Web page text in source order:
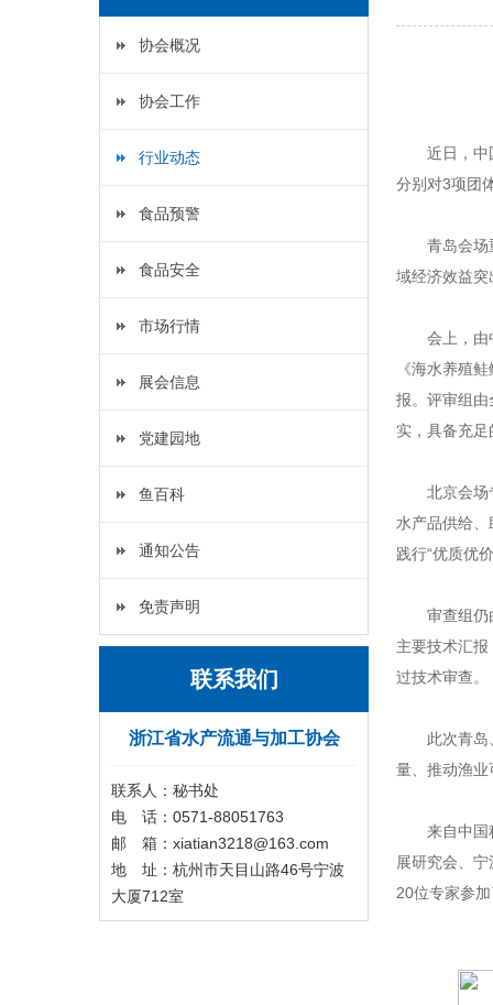
协会概况
协会工作
行业动态
食品预警
食品安全
市场行情
展会信息
党建园地
鱼百科
通知公告
免责声明
联系我们
浙江省水产流通与加工协会
联系人：秘书处
电 话：0571-88051763
邮 箱：xiatian3218@163.com
地 址：杭州市天目山路46号宁波
大厦712室
近日，中
分别对3项团
青岛会场
域经济效益
会上，由
《海水养殖
报。评审组
实，具备充
北京会场
水产品供给
践行“优质优
审查组仍
主要技术汇
过技术审查。
此次青
量、推动渔
来自中国
展研究会、
20位专家参